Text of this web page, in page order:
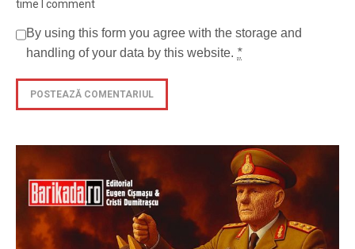
time I comment
By using this form you agree with the storage and
handling of your data by this website. *